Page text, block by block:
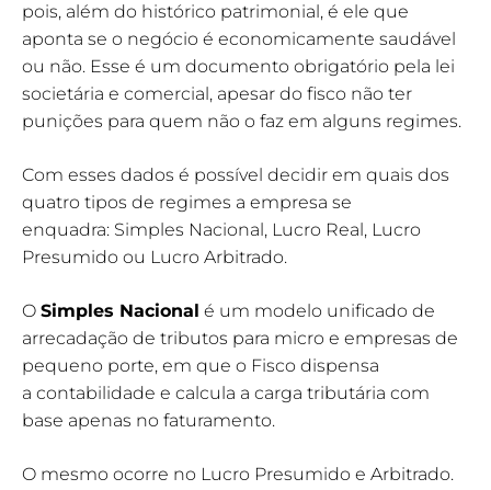
pois, além do histórico patrimonial, é ele que
aponta se o negócio é economicamente saudável
ou não. Esse é um documento obrigatório pela lei
societária e comercial, apesar do fisco não ter
punições para quem não o faz em alguns regimes.
Com esses dados é possível decidir em quais dos
quatro tipos de regimes a empresa se
enquadra: Simples Nacional, Lucro Real, Lucro
Presumido ou Lucro Arbitrado.
O Simples Nacional é um modelo unificado de
arrecadação de tributos para micro e empresas de
pequeno porte, em que o Fisco dispensa
a contabilidade e calcula a carga tributária com
base apenas no faturamento.
O mesmo ocorre no Lucro Presumido e Arbitrado.